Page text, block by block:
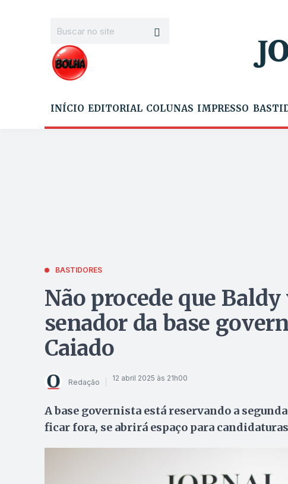
INÍCIO EDITORIAL COLUNAS IMPRESSO
BASTIDORES
Não procede que
senador da base
Caiado
Redação 12 abril 2025 às 21h00
A base governista está reservando a
ficar fora, se abrirá espaço para